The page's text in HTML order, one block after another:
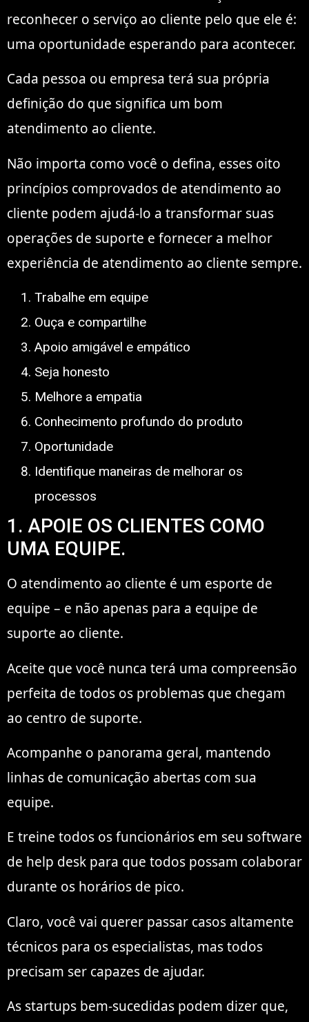
reconhecer o serviço ao cliente pelo que ele é:
uma oportunidade esperando para acontecer.
Cada pessoa ou empresa terá sua própria
definição do que significa um bom
atendimento ao cliente.
Não importa como você o defina, esses oito
princípios comprovados de atendimento ao
cliente podem ajudá-lo a transformar suas
operações de suporte e fornecer a melhor
experiência de atendimento ao cliente sempre.
Trabalhe em equipe
Ouça e compartilhe
Apoio amigável e empático
Seja honesto
Melhore a empatia
Conhecimento profundo do produto
Oportunidade
Identifique maneiras de melhorar os
processos
1. APOIE OS CLIENTES COMO
UMA EQUIPE.
O atendimento ao cliente é um esporte de
equipe – e não apenas para a equipe de
suporte ao cliente.
Aceite que você nunca terá uma compreensão
perfeita de todos os problemas que chegam
ao centro de suporte.
Acompanhe o panorama geral, mantendo
linhas de comunicação abertas com sua
equipe.
E treine todos os funcionários em seu software
de help desk para que todos possam colaborar
durante os horários de pico.
Claro, você vai querer passar casos altamente
técnicos para os especialistas, mas todos
precisam ser capazes de ajudar.
As startups bem-sucedidas podem dizer que,